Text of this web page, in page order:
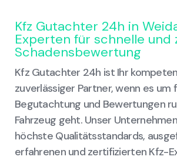
Kfz Gutachter 24h in
Experten für schnelle und
Schadensbewertung
Kfz Gutachter 24h ist Ihr
zuverlässiger Partner, wenn es um
Begutachtung und Bewertungen
Fahrzeug geht. Unser
höchste Qualitätsstandards,
erfahrenen und zertifizierten Kfz-